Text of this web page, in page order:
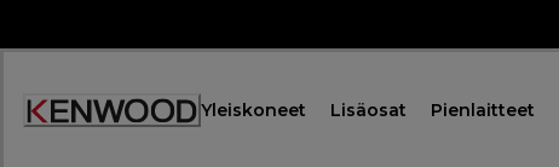
Yleiskoneet Lisäosat Pienlaitteet